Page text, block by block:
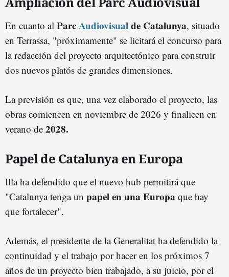
En cuanto al ParcAudiovisualde Catalunya, situado
en Terrassa, "próximamente" se licitará el concurso para
la redacción del proyecto arquitectónico para construir
dos nuevos platós de grandes dimensiones.
La previsión es que, una vez elaborado el proyecto, las
obras comiencen en noviembre de 2026 y finalicen en
verano de 2028.
Papel de Catalunya en Europa
Illa ha defendido que el nuevo hub permitirá que
"Catalunya tenga un papel en una Europa que hay
que fortalecer".
Además, el presidente de la Generalitat ha defendido la
continuidad y el trabajo por hacer en los próximos 7
años de un proyecto bien trabajado, a su juicio, por el